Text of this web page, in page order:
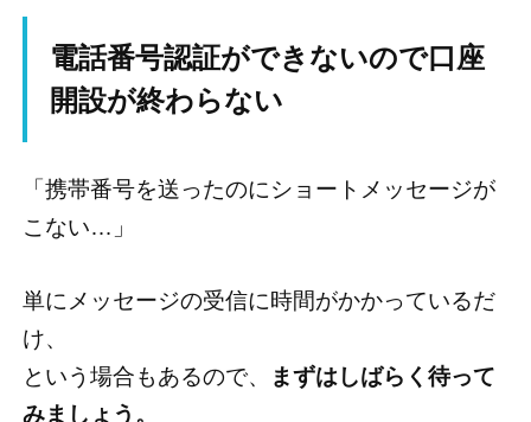
電話番号認証ができないので口座
開設が終わらない
「携帯番号を送ったのにショートメッセージが
こない…」
単にメッセージの受信に時間がかかっているだ
け、
という場合もあるので、
まずはしばらく待って
みましょう。